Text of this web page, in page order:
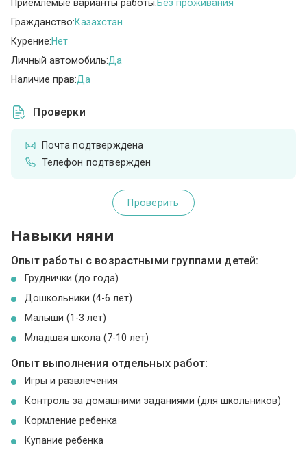
Приемлемые варианты работы:Без проживания
Гражданство:Казахстан
Курение:Нет
Личный автомобиль:Да
Наличие прав:Да
Проверки
Почта подтверждена
Телефон подтвержден
Проверить
Навыки няни
Опыт работы с возрастными группами детей:
Груднички (до года)
Дошкольники (4-6 лет)
Малыши (1-3 лет)
Младшая школа (7-10 лет)
Опыт выполнения отдельных работ:
Игры и развлечения
Контроль за домашними заданиями (для школьников)
Кормление ребенка
Купание ребенка